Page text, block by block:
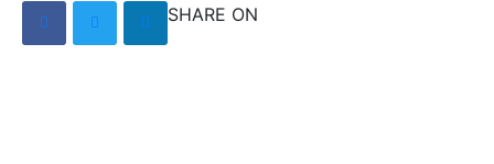
SHARE ON